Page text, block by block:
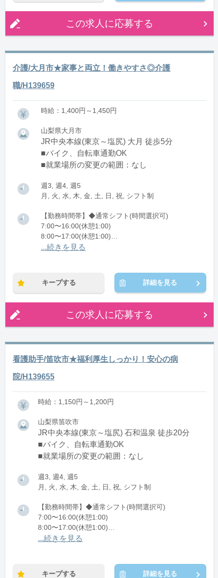
この求人に応募する
介護/大月市★家事と両立！働きやすさ◎介護
職/H139659
時給：1,400円～1,450円
山梨県大月市
JR中央本線(東京～塩尻) 大月 徒歩5分
■バイク、自転車通勤OK
■就業場所の変更の範囲：なし
週3, 週4, 週5
月, 火, 水, 木, 金, 土, 日, 祝, シフト制
【勤務時間帯】◆通常シフト(時間選択可)
7:00〜16:00(休憩1:00)
8:00〜17:00(休憩1:00)
12:00〜21:00(休憩1:00)
...続きを見る
キープする 詳細を見る
この求人に応募する
看護助手/笛吹市★福利厚生しっかり！安心の病
院/H139655
時給：1,150円～1,200円
山梨県笛吹市
JR中央本線(東京～塩尻) 石和温泉 徒歩20分
■バイク、自転車通勤OK
■就業場所の変更の範囲：なし
週3, 週4, 週5
月, 火, 水, 木, 金, 土, 日, 祝, シフト制
【勤務時間帯】◆通常シフト(時間選択可)
7:00〜16:00(休憩1:00)
8:00〜17:00(休憩1:00)
12:00〜21:00(休憩1:00)
...続きを見る
キープする 詳細を見る